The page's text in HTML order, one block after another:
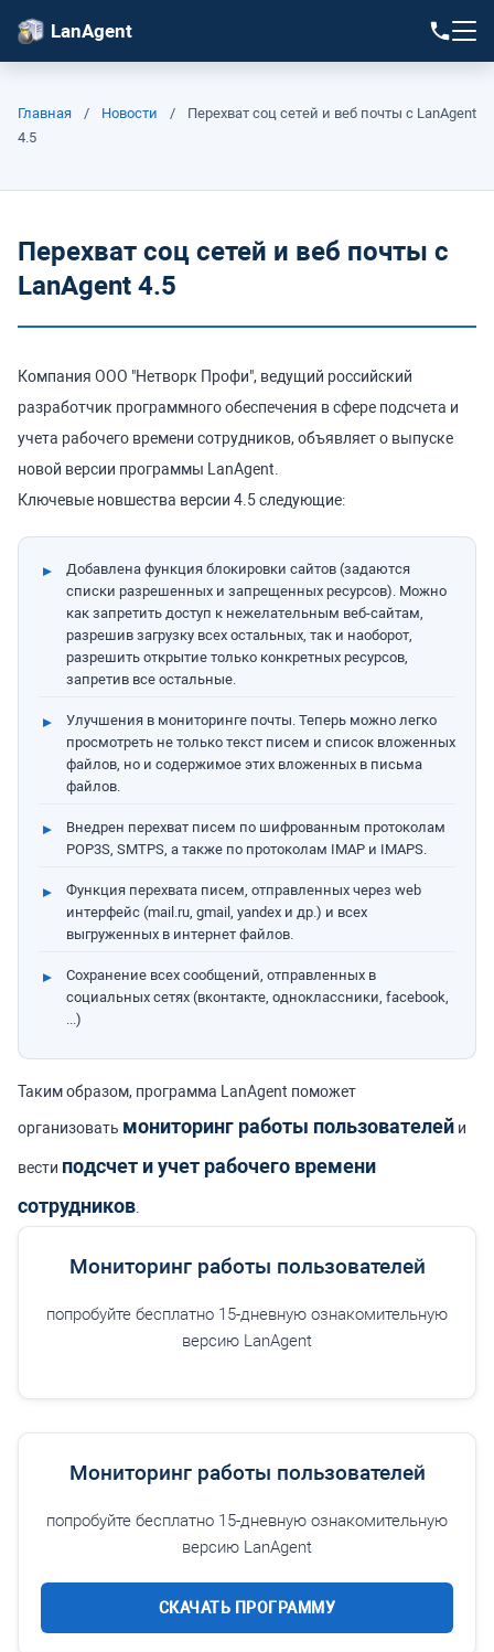
LanAgent
Главная / Новости /
Перехват соц сетей и веб почты с LanAgent
4.5
Перехват соц сетей и веб почты с
LanAgent 4.5
Компания ООО "Нетворк Профи", ведущий российский
разработчик программного обеспечения в сфере подсчета и
учета рабочего времени сотрудников, объявляет о выпуске
новой версии программы LanAgent.
Ключевые новшества версии 4.5 следующие:
Добавлена функция блокировки сайтов (задаются
списки разрешенных и запрещенных ресурсов). Можно
как запретить доступ к нежелательным веб-сайтам,
разрешив загрузку всех остальных, так и наоборот,
разрешить открытие только конкретных ресурсов,
запретив все остальные.
Улучшения в мониторинге почты. Теперь можно легко
просмотреть не только текст писем и список вложенных
файлов, но и содержимое этих вложенных в письма
файлов.
Внедрен перехват писем по шифрованным протоколам
POP3S, SMTPS, а также по протоколам IMAP и IMAPS.
Функция перехвата писем, отправленных через web
интерфейс (mail.ru, gmail, yandex и др.) и всех
выгруженных в интернет файлов.
Сохранение всех сообщений, отправленных в
социальных сетях (вконтакте, одноклассники, facebook,
...)
Таким образом, программа LanAgent поможет
организовать мониторинг работы пользователей и
вести подсчет и учет рабочего времени
сотрудников
Мониторинг работы пользователей
попробуйте бесплатно 15-дневную ознакомительную
версию LanAgent
Мониторинг работы пользователей
попробуйте бесплатно 15-дневную ознакомительную
версию LanAgent
СКАЧАТЬ ПРОГРАММУ